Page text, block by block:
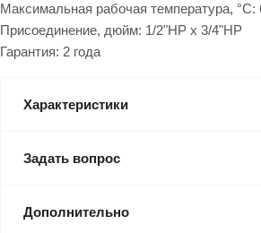
Максимальная рабочая температура, °С:
Присоединение, дюйм: 1/2"НР х 3/4"НР
Гарантия: 2 года
Характеристики
Задать вопрос
Дополнительно